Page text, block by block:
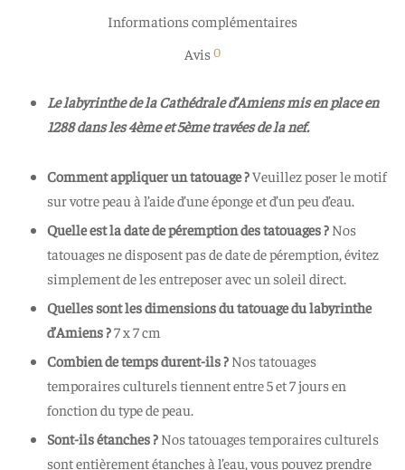
Informations complémentaires
Avis0
Le labyrinthe de la Cathédrale d’Amiens mis en place en
1288 dans les 4ème et 5ème travées de la nef.
Comment appliquer un tatouage ?Veuillez poser le motif
sur votre peau à l’aide d’une éponge et d’un peu d’eau.
Quelle est la date de péremption des tatouages ?Nos
tatouages ne disposent pas de date de péremption, évitez
simplement de les entreposer avec un soleil direct.
Quelles sont les dimensions du tatouagedu labyrinthe
d’Amiens ?7 x 7 cm
Combien de temps durent-ils ?Nos tatouages
temporaires culturels tiennent entre 5 et 7 jours en
fonction du type de peau.
Sont-ils étanches ?Nos tatouages temporaires culturels
sont entièrement étanches à l’eau, vous pouvez prendre